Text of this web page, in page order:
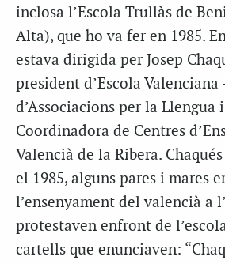
inclosa l’Escola Trullàs de
Alta), que ho va fer en 1985.
estava dirigida per Josep
president d’Escola Valenciana
d’Associacions per la
Coordinadora de Centres
Valencià de la Ribera.
el 1985, alguns pares i mares
l’ensenyament del valencià a
protestaven enfront de
cartells que enunciaven: